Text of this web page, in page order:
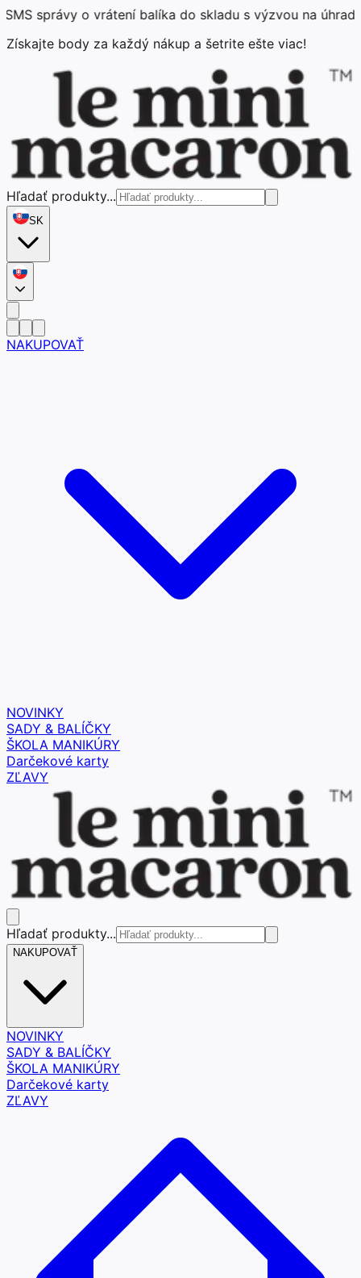
správy o vrátení balíka do skladu s výzvou na
Získajte body za každý nákup a šetrite ešte viac!
Hľadať produkty...
SK
NAKUPOVAŤ
NOVINKY
SADY & BALÍČKY
ŠKOLA MANIKÚRY
Darčekové karty
ZĽAVY
Hľadať produkty...
NAKUPOVAŤ
NOVINKY
SADY & BALÍČKY
ŠKOLA MANIKÚRY
Darčekové karty
ZĽAVY